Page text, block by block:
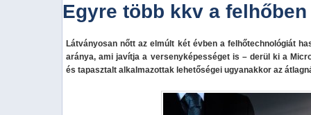
Egyre több kkv a felhőben
Látványosan nőtt az elmúlt két évben a felhőtechnológiát
aránya, ami javítja a versenyképességet is – derül ki a
és tapasztalt alkalmazottak lehetőségei ugyanakkor az